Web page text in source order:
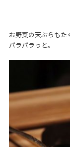
お野菜の天ぷらもた
パラパラっと。